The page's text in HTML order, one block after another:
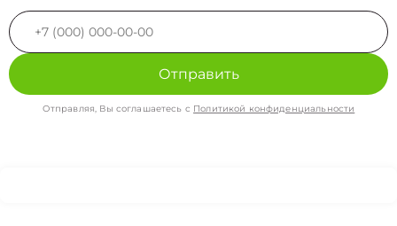
Отправить
Отправляя, Вы соглашаетесь с Политикой конфиденциальности